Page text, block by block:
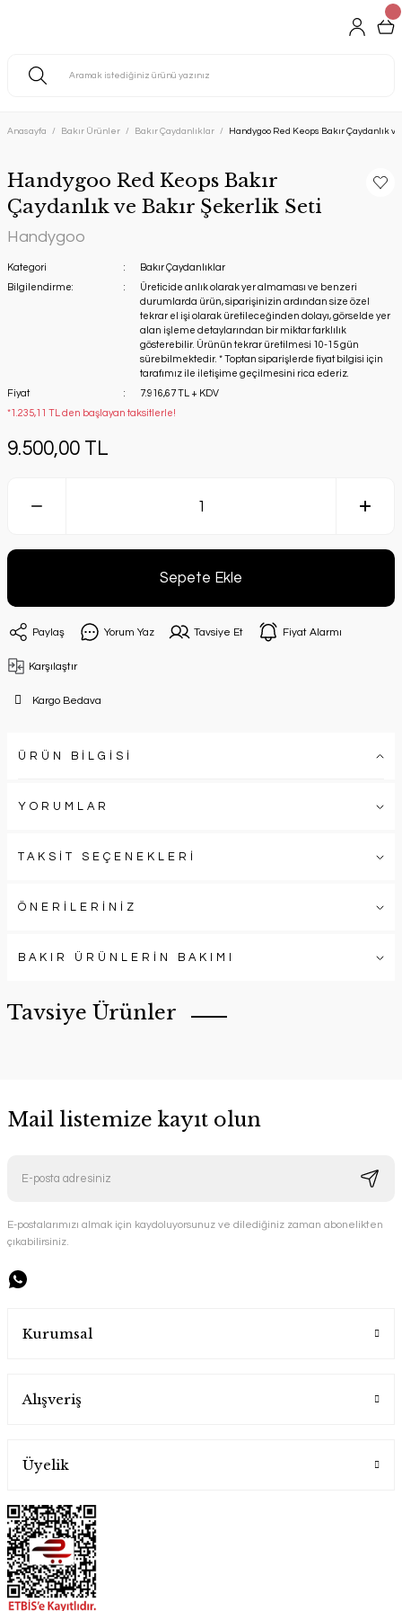
Anasayfa Bakır Ürünler Bakır Çaydanlıklar Handygoo Red Keops Bakır Çaydanlık
Handygoo Red Keops Bakır
Çaydanlık ve Bakır Şekerlik Seti
Handygoo
Kategori
Bakır Çaydanlıklar
Bilgilendirme:
Üreticide anlık olarak yer almaması ve benzeri
durumlarda ürün, siparişinizin ardından size özel
tekrar el işi olarak üretileceğinden dolayı, görselde yer
alan işleme detaylarından bir miktar farklılık
gösterebilir. Ürünün tekrar üretilmesi 10-15 gün
sürebilmektedir. * Toptan siparişlerde fiyat bilgisi için
tarafımız ile iletişime geçilmesini rica ederiz.
Fiyat
7.916,67 TL + KDV
*1.235,11 TL den başlayan taksitlerle!
9.500,00 TL
Sepete Ekle
Paylaş Yorum Yaz Tavsiye Et Fiyat Alarmı
Karşılaştır
Kargo Bedava
ÜRÜN BİLGİSİ
YORUMLAR
TAKSİT SEÇENEKLERİ
ÖNERİLERİNİZ
BAKIR ÜRÜNLERİN BAKIMI
Tavsiye Ürünler
Mail listemize kayıt olun
E-postalarımızı almak için kaydoluyorsunuz ve dilediğiniz zaman abonelikten
çıkabilirsiniz.
Kurumsal
Alışveriş
Üyelik